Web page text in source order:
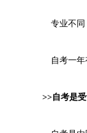
专业不同，
自考一年有
>>自考是受